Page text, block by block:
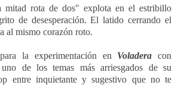
mitad rota de dos" explota en el estribillo
de desesperación. El latido cerrando el
al mismo corazón roto.
la experimentación en Voladera con
de los temas más arriesgados de su
entre inquietante y sugestivo que no te